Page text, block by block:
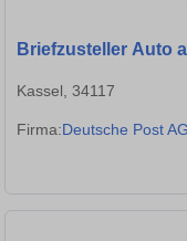
Briefzusteller Auto
Kassel, 34117
Firma:Deutsche Post AG